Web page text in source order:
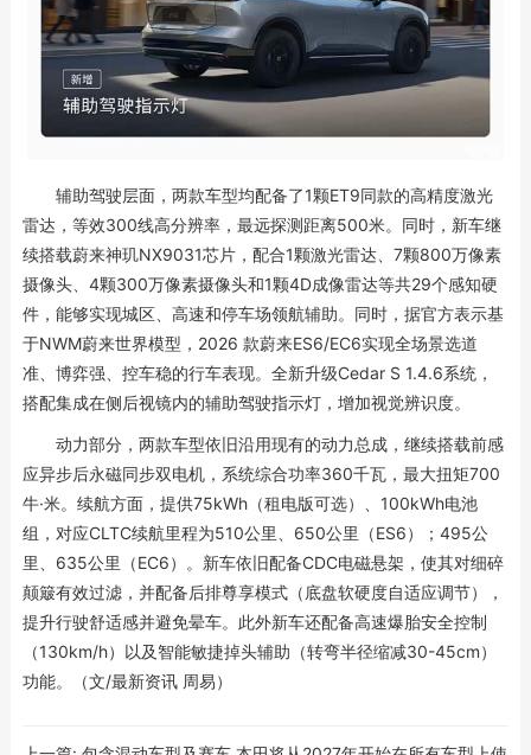
辅助驾驶层面，两款车型均配备了1颗ET9同款的高精度激光
雷达，等效300线高分辨率，最远探测距离500米。同时，新车继
续搭载蔚来神玑NX9031芯片，配合1颗激光雷达、7颗800万像素
摄像头、4颗300万像素摄像头和1颗4D成像雷达等共29个感知硬
件，能够实现城区、高速和停车场领航辅助。同时，据官方表示基
于NWM蔚来世界模型，2026 款蔚来ES6/EC6实现全场景选道
准、博弈强、控车稳的行车表现。全新升级Cedar S 1.4.6系统，
搭配集成在侧后视镜内的辅助驾驶指示灯，增加视觉辨识度。
动力部分，两款车型依旧沿用现有的动力总成，继续搭载前感
应异步后永磁同步双电机，系统综合功率360千瓦，最大扭矩700
牛·米。续航方面，提供75kWh（租电版可选）、100kWh电池
组，对应CLTC续航里程为510公里、650公里（ES6）；495公
里、635公里（EC6）。新车依旧配备CDC电磁悬架，使其对细碎
颠簸有效过滤，并配备后排尊享模式（底盘软硬度自适应调节），
提升行驶舒适感并避免晕车。此外新车还配备高速爆胎安全控制
（130km/h）以及智能敏捷掉头辅助（转弯半径缩减30-45cm）
功能。（文/最新资讯 周易）